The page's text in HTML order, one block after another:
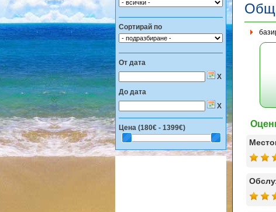
Сортирай по
От дата
X
До дата
X
Цена (180€ - 1399€)